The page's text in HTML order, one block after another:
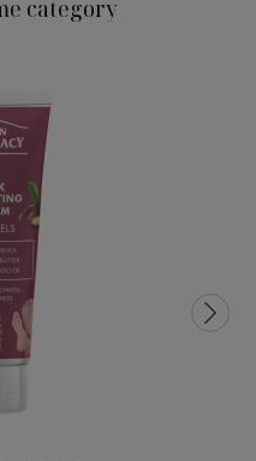
category